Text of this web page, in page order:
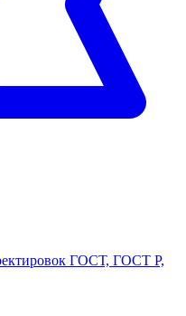
ГОСТ, ГОСТ Р,